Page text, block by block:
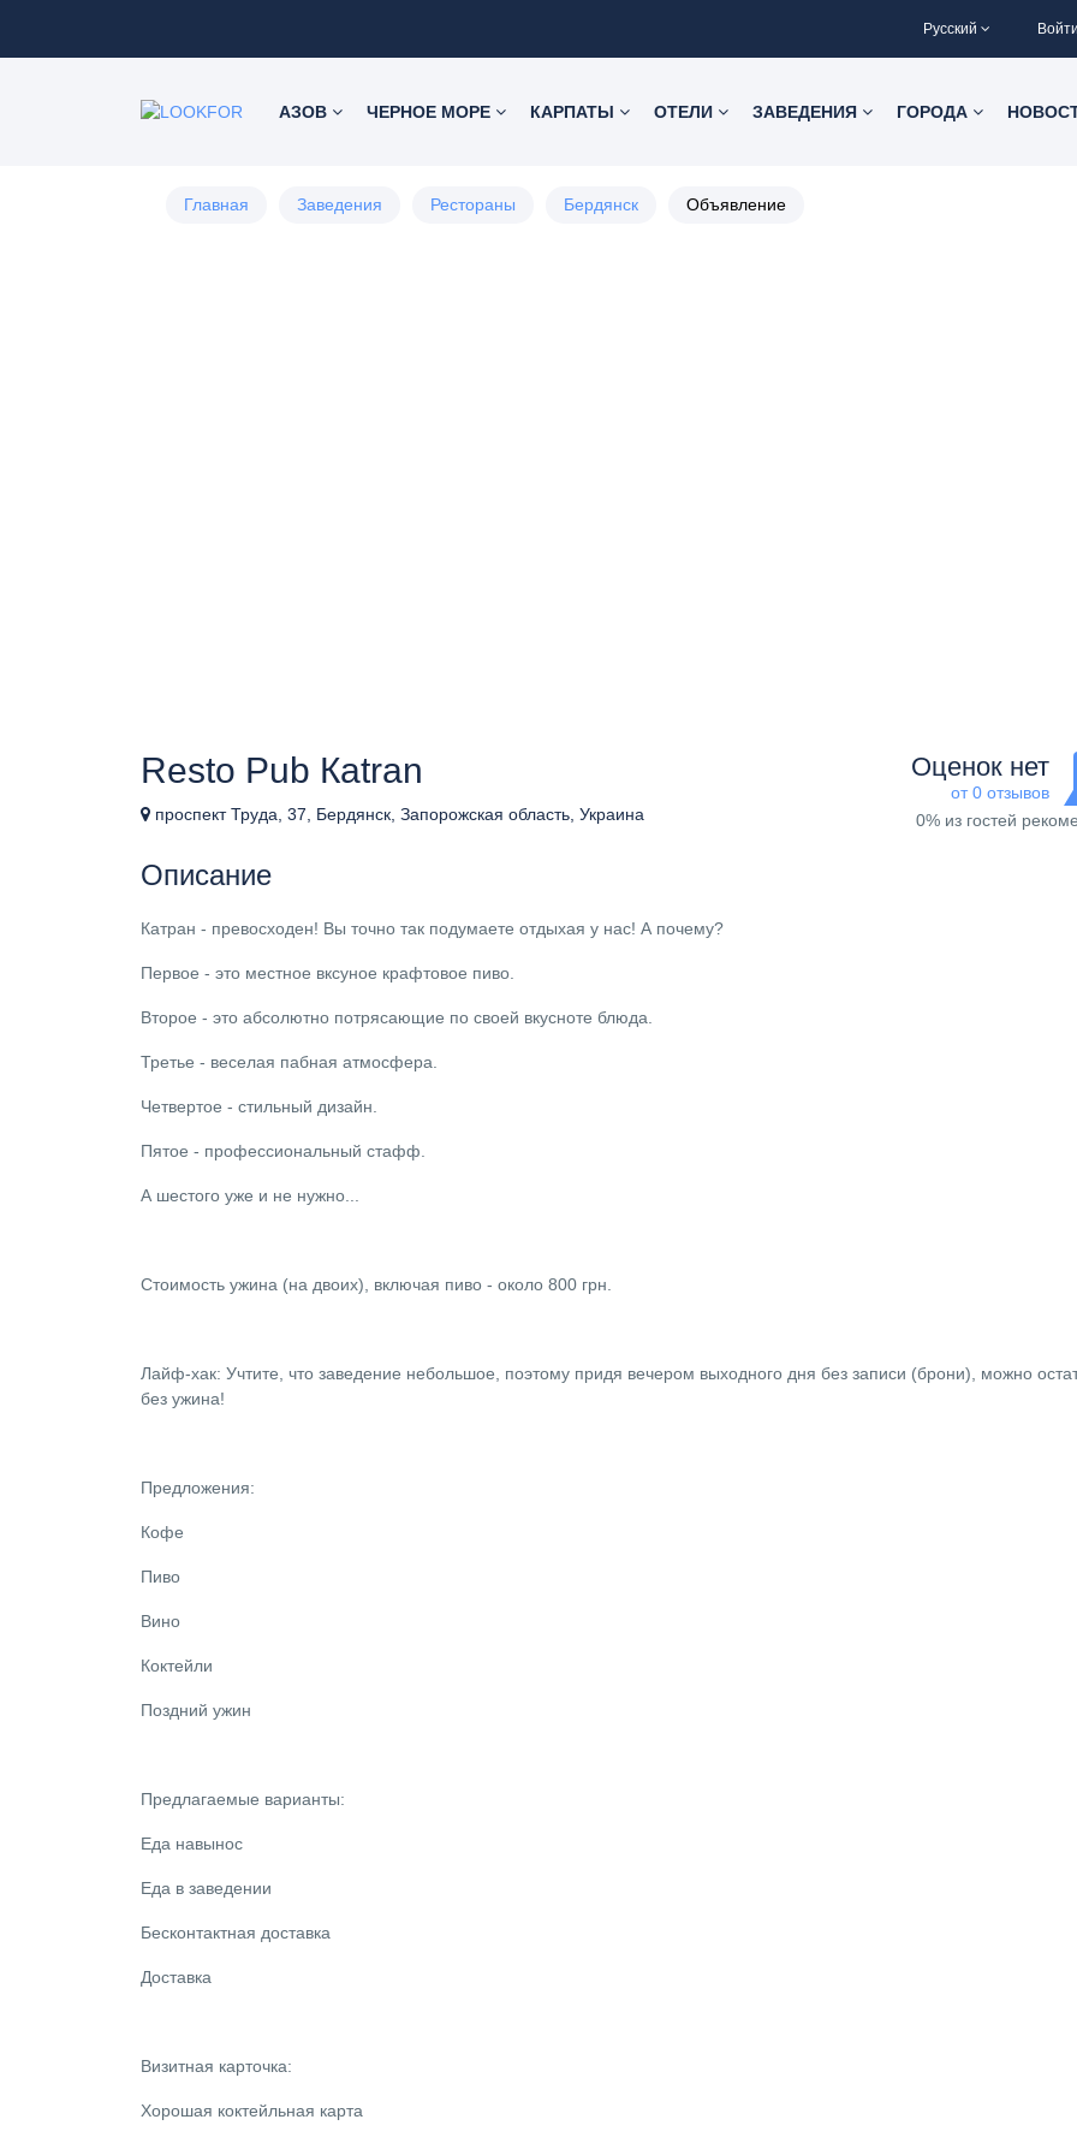
Русский
АЗОВ ЧЕРНОЕ МОРЕ КАРПАТЫ ОТЕЛИ ЗАВЕДЕНИЯ ГОРОДА
Главная Заведения Рестораны Бердянск Объявление
Resto Pub Кatran
проспект Труда, 37, Бердянск, Запорожская область, Украина
Оценок нет
от 0 отзывов
0% из гостей
Описание
Катран - превосходен! Вы точно так подумаете отдыхая у нас! А почему?
Первое - это местное вксуное крафтовое пиво.
Второе - это абсолютно потрясающие по своей вкусноте блюда.
Третье - веселая пабная атмосфера.
Четвертое - стильный дизайн.
Пятое - профессиональный стафф.
А шестого уже и не нужно...
Стоимость ужина (на двоих), включая пиво - около 800 грн.
Лайф-хак: Учтите, что заведение небольшое, поэтому придя вечером выходного дня без записи (брони), можно
без ужина!
Предложения:
Кофе
Пиво
Вино
Коктейли
Поздний ужин
Предлагаемые варианты:
Еда навынос
Еда в заведении
Бесконтактная доставка
Доставка
Визитная карточка:
Хорошая коктейльная карта